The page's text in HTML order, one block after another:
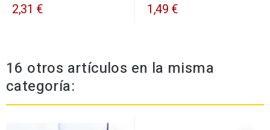
2,31 € 1,49 €
16 otros artículos en la misma
categoría: